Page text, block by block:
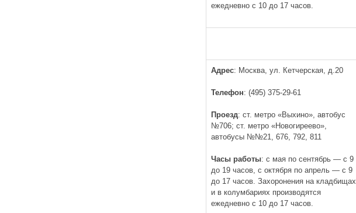
ежедневно с 10 до 17 часов.
Адрес: Москва, ул. Кетчерская, д.20
Телефон: (495) 375-29-61
Проезд: ст. метро «Выхино», автобус
№706; ст. метро «Новогиреево»,
автобусы №№21, 676, 792, 811
Часы работы: с мая по сентябрь — с 9
до 19 часов, с октября по апрель — с 9
до 17 часов. Захоронения на кладбищах
и в колумбариях производятся
ежедневно с 10 до 17 часов.